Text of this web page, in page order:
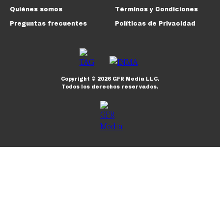
Quiénes somos
Preguntas frecuentes
Términos y Condiciones
Políticas de Privacidad
Copyright © 2026GFR Media LLC.
Todos los derechos reservados.